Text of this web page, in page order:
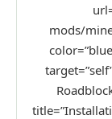
mods/